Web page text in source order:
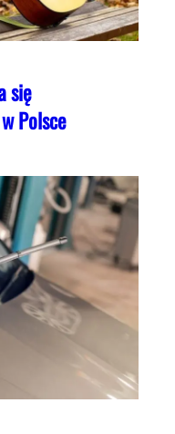
się
Polsce